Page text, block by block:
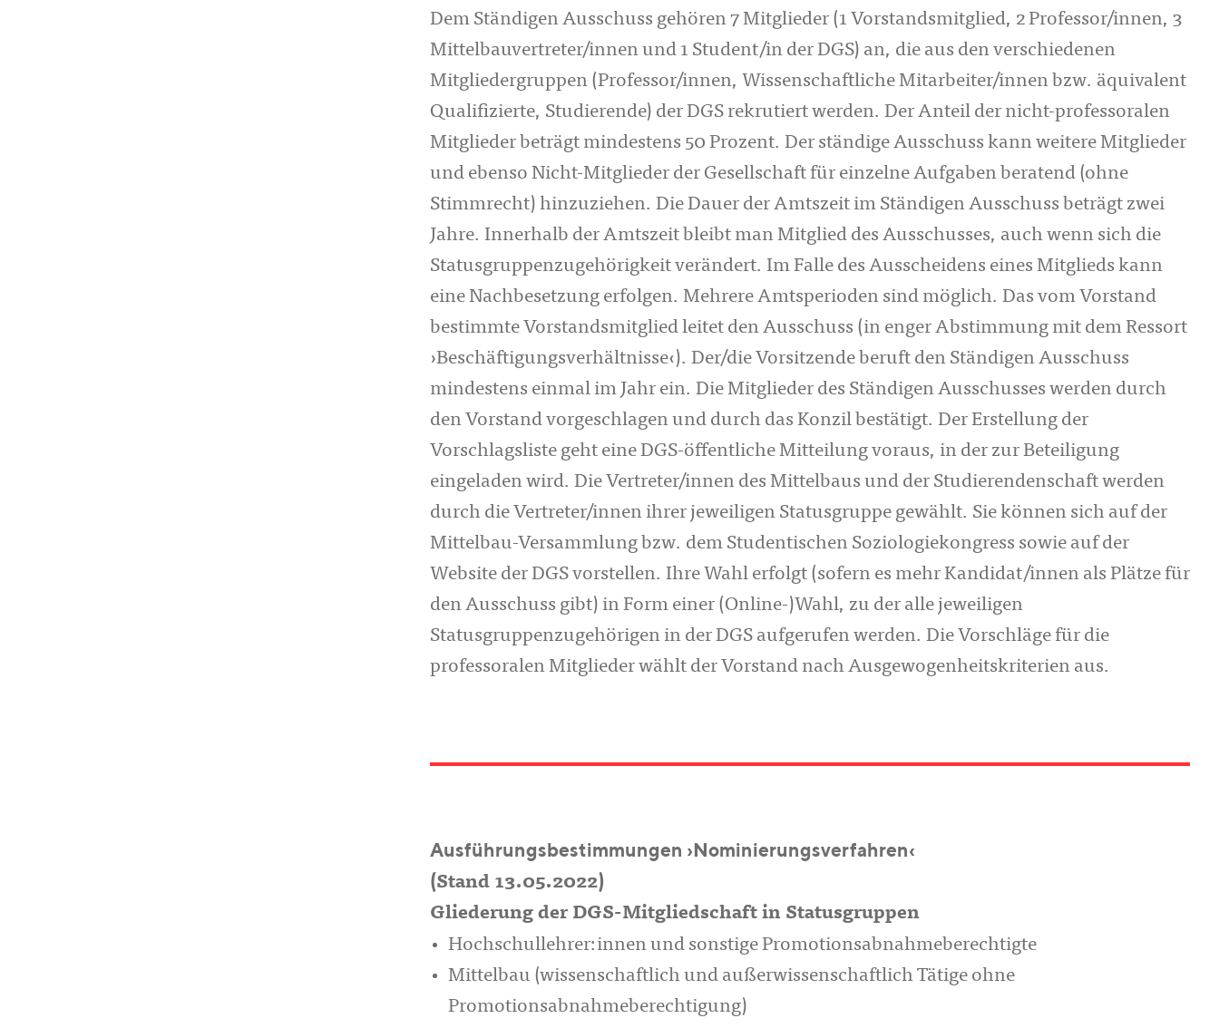
Dem Ständigen Ausschuss gehören 7 Mitglieder (1 Vorstandsmitglied, 2 Professor/innen, 3
Mittelbauvertreter/innen und 1 Student/in der DGS) an, die aus den verschiedenen
Mitgliedergruppen (Professor/innen, Wissenschaftliche Mitarbeiter/innen bzw. äquivalent
Qualifizierte, Studierende) der DGS rekrutiert werden. Der Anteil der nicht-professoralen
Mitglieder beträgt mindestens 50 Prozent. Der ständige Ausschuss kann weitere Mitglieder
und ebenso Nicht-Mitglieder der Gesellschaft für einzelne Aufgaben beratend (ohne
Stimmrecht) hinzuziehen. Die Dauer der Amtszeit im Ständigen Ausschuss beträgt zwei
Jahre. Innerhalb der Amtszeit bleibt man Mitglied des Ausschusses, auch wenn sich die
Statusgruppenzugehörigkeit verändert. Im Falle des Ausscheidens eines Mitglieds kann
eine Nachbesetzung erfolgen. Mehrere Amtsperioden sind möglich. Das vom Vorstand
bestimmte Vorstandsmitglied leitet den Ausschuss (in enger Abstimmung mit dem Ressort
›Beschäftigungsverhältnisse‹). Der/die Vorsitzende beruft den Ständigen Ausschuss
mindestens einmal im Jahr ein. Die Mitglieder des Ständigen Ausschusses werden durch
den Vorstand vorgeschlagen und durch das Konzil bestätigt. Der Erstellung der
Vorschlagsliste geht eine DGS-öffentliche Mitteilung voraus, in der zur Beteiligung
eingeladen wird. Die Vertreter/innen des Mittelbaus und der Studierendenschaft werden
durch die Vertreter/innen ihrer jeweiligen Statusgruppe gewählt. Sie können sich auf der
Mittelbau-Versammlung bzw. dem Studentischen Soziologiekongress sowie auf der
Website der DGS vorstellen. Ihre Wahl erfolgt (sofern es mehr Kandidat/innen als Plätze für
den Ausschuss gibt) in Form einer (Online-)Wahl, zu der alle jeweiligen
Statusgruppenzugehörigen in der DGS aufgerufen werden. Die Vorschläge für die
professoralen Mitglieder wählt der Vorstand nach Ausgewogenheitskriterien aus.
Ausführungsbestimmungen ›Nominierungsverfahren‹
(Stand 13.05.2022)
Gliederung der DGS-Mitgliedschaft in Statusgruppen
Hochschullehrer:innen und sonstige Promotionsabnahmeberechtigte
Mittelbau (wissenschaftlich und außerwissenschaftlich Tätige ohne
Promotionsabnahmeberechtigung)